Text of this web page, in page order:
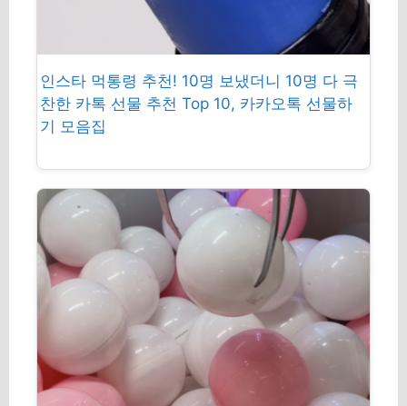
인스타 먹통령 추천! 10명 보냈더니 10명 다 극
찬한 카톡 선물 추천 Top 10, 카카오톡 선물하
기 모음집